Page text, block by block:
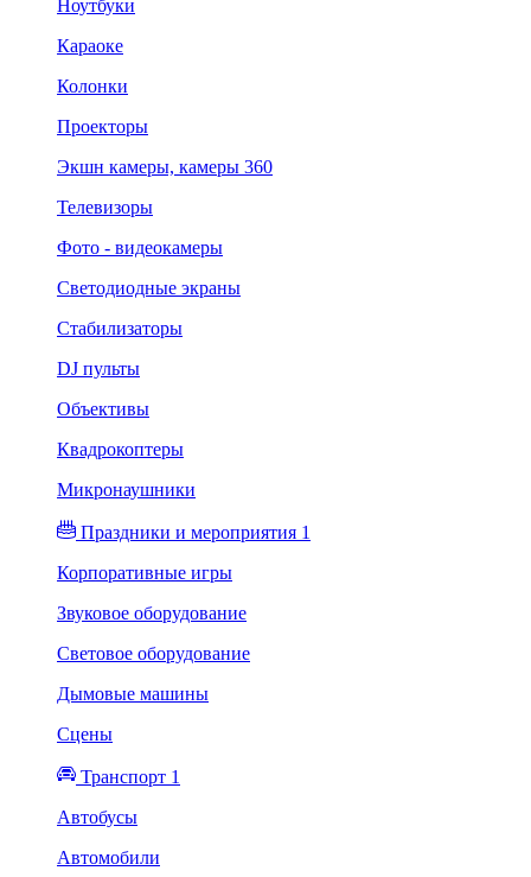
Ноутбуки
Караоке
Колонки
Проекторы
Экшн камеры, камеры 360
Телевизоры
Фото - видеокамеры
Светодиодные экраны
Стабилизаторы
DJ пульты
Объективы
Квадрокоптеры
Микронаушники
Праздники и мероприятия 1
Корпоративные игры
Звуковое оборудование
Световое оборудование
Дымовые машины
Сцены
Транспорт 1
Автобусы
Автомобили